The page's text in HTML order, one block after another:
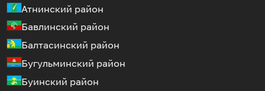
Атнинский район
Бавлинский район
Балтасинский район
Бугульминский район
Буинский район